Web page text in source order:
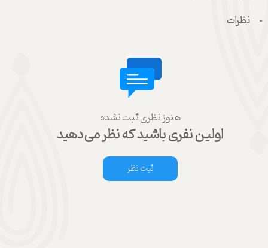
نظرات
هنوز نظری ثبت نشده
اولین نفری باشید که نظر می‌دهید
ثبت نظر